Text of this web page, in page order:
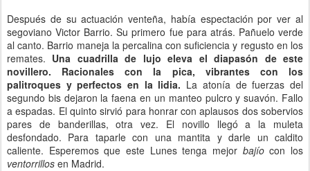
Después de su actuación venteña, había espectación por ver al
segoviano Victor Barrio. Su primero fue para atrás. Pañuelo verde
al canto. Barrio maneja la percalina con suficiencia y regusto en los
remates. Una cuadrilla de lujo eleva el diapasón de este
novillero. Racionales con la pica, vibrantes con los
palitroques y perfectos en la lidia. La atonía de fuerzas del
segundo bis dejaron la faena en un manteo pulcro y suavón. Fallo
a espadas. El quinto sirvió para honrar con aplausos dos sobervios
pares de banderillas, otra vez. El novillo llegó a la muleta
desfondado. Para taparle con una mantita y darle un caldito
caliente. Esperemos que este Lunes tenga mejor bajíocon los
ventorrillos en Madrid.